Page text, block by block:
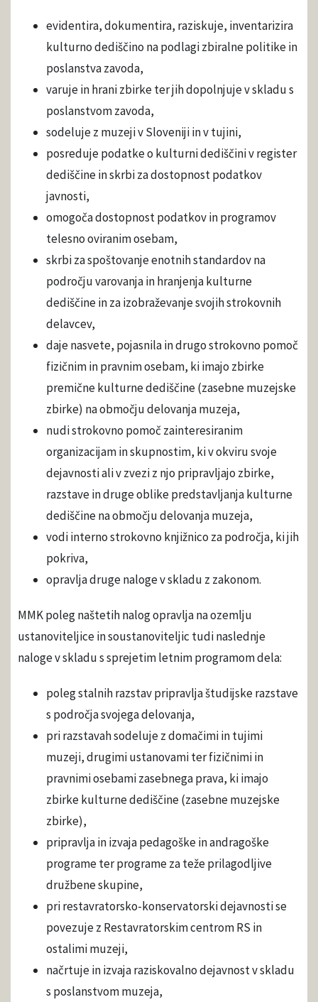
evidentira, dokumentira, raziskuje, inventarizira
kulturno dediščino na podlagi zbiralne politike in
poslanstva zavoda,
varuje in hrani zbirke ter jih dopolnjuje v skladu s
poslanstvom zavoda,
sodeluje z muzeji v Sloveniji in v tujini,
posreduje podatke o kulturni dediščini v register
dediščine in skrbi za dostopnost podatkov
javnosti,
omogoča dostopnost podatkov in programov
telesno oviranim osebam,
skrbi za spoštovanje enotnih standardov na
področju varovanja in hranjenja kulturne
dediščine in za izobraževanje svojih strokovnih
delavcev,
daje nasvete, pojasnila in drugo strokovno pomoč
fizičnim in pravnim osebam, ki imajo zbirke
premične kulturne dediščine (zasebne muzejske
zbirke) na območju delovanja muzeja,
nudi strokovno pomoč zainteresiranim
organizacijam in skupnostim, ki v okviru svoje
dejavnosti ali v zvezi z njo pripravljajo zbirke,
razstave in druge oblike predstavljanja kulturne
dediščine na območju delovanja muzeja,
vodi interno strokovno knjižnico za področja, ki jih
pokriva,
opravlja druge naloge v skladu z zakonom.
MMK poleg naštetih nalog opravlja na ozemlju
ustanoviteljice in soustanoviteljic tudi naslednje
naloge v skladu s sprejetim letnim programom dela:
poleg stalnih razstav pripravlja študijske razstave
s področja svojega delovanja,
pri razstavah sodeluje z domačimi in tujimi
muzeji, drugimi ustanovami ter fizičnimi in
pravnimi osebami zasebnega prava, ki imajo
zbirke kulturne dediščine (zasebne muzejske
zbirke),
pripravlja in izvaja pedagoške in andragoške
programe ter programe za teže prilagodljive
družbene skupine,
pri restavratorsko-konservatorski dejavnosti se
povezuje z Restavratorskim centrom RS in
ostalimi muzeji,
načrtuje in izvaja raziskovalno dejavnost v skladu
s poslanstvom muzeja,